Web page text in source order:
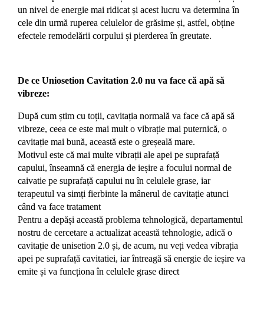
un nivel de energie mai ridicat și acest lucru va determina în
cele din urmă ruperea celulelor de grăsime și, astfel, obține
efectele remodelării corpului și pierderea în greutate.
De ce Uniosetion Cavitation 2.0 nu va face că apă să
vibreze:
După cum știm cu toții, cavitația normală va face că apă să
vibreze, ceea ce este mai mult o vibrație mai puternică, o
cavitație mai bună, această este o greșeală mare.
Motivul este că mai multe vibrații ale apei pe suprafață
capului, înseamnă că energia de ieșire a focului normal de
caivatie pe suprafață capului nu în celulele grase, iar
terapeutul va simți fierbinte la mânerul de cavitație atunci
când va face tratament
Pentru a depăși această problema tehnologică, departamentul
nostru de cercetare a actualizat această tehnologie, adică o
cavitație de unisetion 2.0 și, de acum, nu veți vedea vibrația
apei pe suprafață cavitatiei, iar întreagă să energie de ieșire va
emite și va funcționa în celulele grase direct